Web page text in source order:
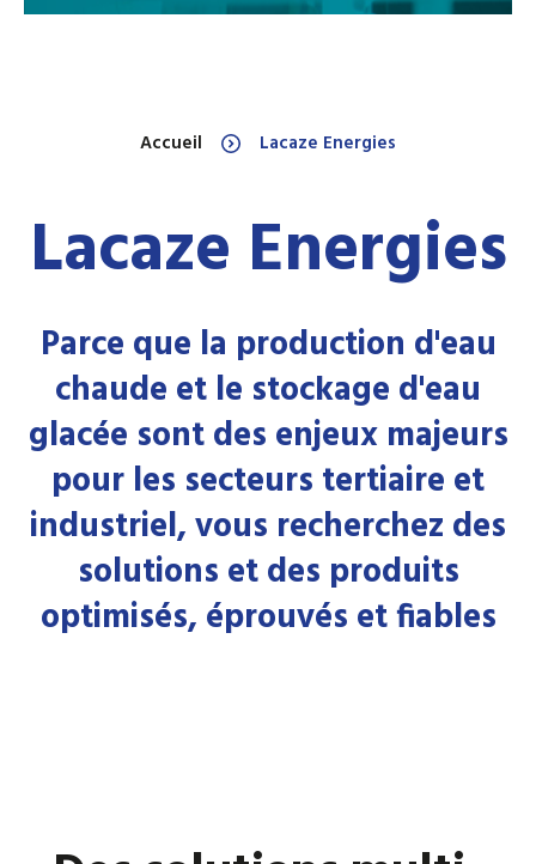
Accueil Lacaze Energies
Lacaze Energies
Parce que la production d'eau
chaude et le stockage d'eau
glacée sont des enjeux majeurs
pour les secteurs tertiaire et
industriel, vous recherchez des
solutions et des produits
optimisés, éprouvés et fiables